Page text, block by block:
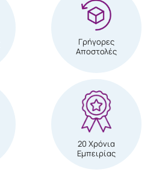
Γρήγορες
Αποστολές
20 Χρόνια
Εμπειρίας